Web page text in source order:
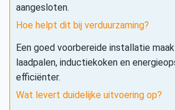
aangesloten.
Hoe helpt dit bij verduurzaming?
Een goed voorbereide installatie
laadpalen, inductiekoken en
efficiënter.
Wat levert duidelijke uitvoering op?